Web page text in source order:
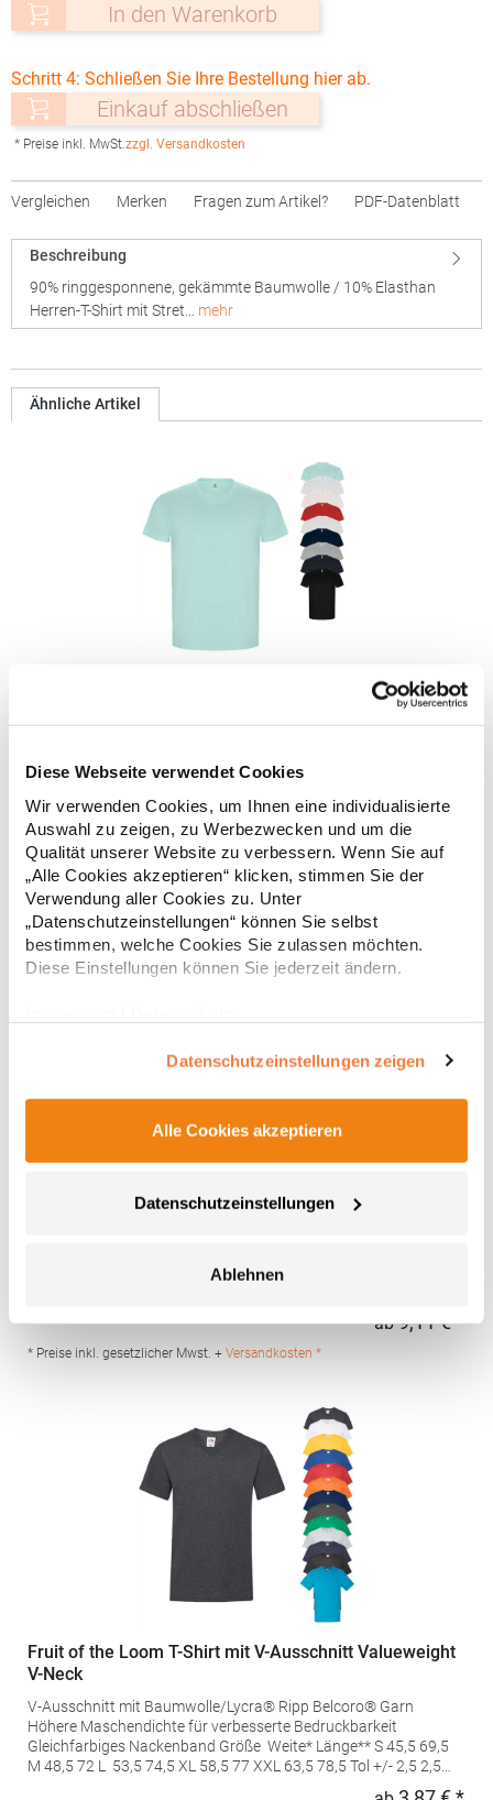
Diese Webseite verwendet Cookies
Wir verwenden Cookies, um Ihnen eine individualisierte
Auswahl zu zeigen, zu Werbezwecken und um die
Qualität unserer Website zu verbessern. Wenn Sie auf
„Alle Cookies akzeptieren“ klicken, stimmen Sie der
Verwendung aller Cookies zu. Unter
„Datenschutzeinstellungen“ können Sie selbst
bestimmen, welche Cookies Sie zulassen möchten.
Diese Einstellungen können Sie jederzeit ändern.
Datenschutzeinstellungen zeigen
Alle Cookies akzeptieren
Datenschutzeinstellungen
Ablehnen
In den Warenkorb
Schritt 4: Schließen Sie Ihre Bestellung hier ab.
Einkauf abschließen
* Preise inkl. MwSt.zzgl. Versandkosten
Vergleichen Merken Fragen zum Artikel? PDF-Datenblatt
Beschreibung
90% ringgesponnene, gekämmte Baumwolle / 10% Elasthan
Herren-T-Shirt mit Stret… mehr
Ähnliche Artikel
mit verstärktem und durchgehendem Schulterband Rundstrick
g/m² (White: 170 g/m²)Materialzusammensetzung: 100%
Baumwolle (Heather Grey: 85% Baumwolle / 15%
Viskose)Angaben zur Produktsicherheit: Herst.-Nr.:
CA6690Hersteller: GORFACTORY S.A Ctra. Santomera / Abanilla
Km 8.8 30620 Fortuna (Murcia) Spanien E-Mail:
info@gorfactory.es
ab6,83 € *
* Preise inkl. gesetzlicher Mwst. +Versandkosten *
Feinripp-Kragen aus Triblend-Gewebe Satin-EtikettGrammatur:
Nr.: N6010Hersteller: YS Garments Inc. Dba Next Level Apparel
imported for Europe by Stedman GmbH Charlottenburger Allee
ab9,11 € *
* Preise inkl. gesetzlicher Mwst. + Versandkosten *
Fruit of the Loom T-Shirt mit V-Ausschnitt Valueweight
V-Neck
V-Ausschnitt mit Baumwolle/Lycra® Ripp Belcoro® Garn
Höhere Maschendichte für verbesserte Bedruckbarkeit
Gleichfarbiges Nackenband Größe Weite* Länge** S 45,5 69,5
M 48,5 72 L 53,5 74,5 XL 58,5 77 XXL 63,5 78,5 Tol +/- 2,5 2,5